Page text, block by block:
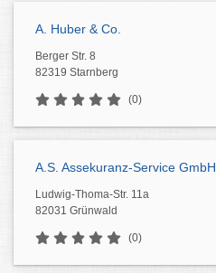
A. Huber & Co.
Berger Str. 8
82319 Starnberg
(0)
A.S. Assekuranz-Service GmbH
Ludwig-Thoma-Str. 11a
82031 Grünwald
(0)